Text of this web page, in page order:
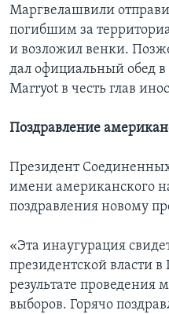
Маргвелашвили
погибшим за
и возложил венки.
дал официальный обед в
Marryot в честь глав
Поздравление
Президент
имени американского
поздравления новому
«Эта инаугурация
президентской власти в
результате
выборов. Горячо